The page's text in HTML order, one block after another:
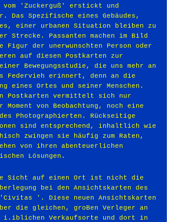
vom 'Zuckerguß' erstickt und
Das Spezifische eines Gebäudes,
einer urbanen Situation bleiben zu
Strecke. Passanten machen im Bild
Figur der unerwunschten Person oder
auf diesen Postkarten zur
Bewegungsstudie, die uns mehr an
Federvieh erinnert, denn an die
eines Ortes und seiner Menschen.
Postkarten vermittelt sich nur
Moment von Beobachtung, noch eine
Photographierten. Rückseitige
sind entsprechend, inhaltlich wie
zwingen sie häufig zum Raten,
von ihren abenteuerlichen
Lösungen.
Sicht auf einen Ort ist nicht die
bei den Ansichtskarten des
'. Diese neuen Ansichtskarten
die gleichen, groBen Verleger an
i.iblichen Verkaufsorte und dort in